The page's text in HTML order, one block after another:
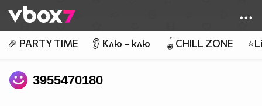
👾
🎉 PARTY TIME 👂 Клю – клю 🪀CHILL ZONE
3955470180